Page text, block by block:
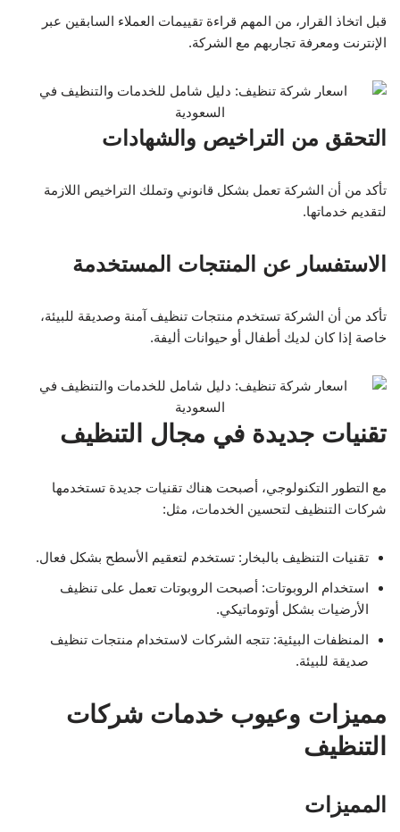
قبل اتخاذ القرار، من المهم قراءة تقييمات العملاء السابقين عبر
الإنترنت ومعرفة تجاربهم مع الشركة.
التحقق من التراخيص والشهادات
تأكد من أن الشركة تعمل بشكل قانوني وتملك التراخيص اللازمة
لتقديم خدماتها.
الاستفسار عن المنتجات المستخدمة
تأكد من أن الشركة تستخدم منتجات تنظيف آمنة وصديقة للبيئة،
خاصة إذا كان لديك أطفال أو حيوانات أليفة.
تقنيات جديدة في مجال التنظيف
مع التطور التكنولوجي، أصبحت هناك تقنيات جديدة تستخدمها
شركات التنظيف لتحسين الخدمات، مثل:
تقنيات التنظيف بالبخار: تستخدم لتعقيم الأسطح بشكل فعال.
استخدام الروبوتات: أصبحت الروبوتات تعمل على تنظيف
الأرضيات بشكل أوتوماتيكي.
المنظفات البيئية: تتجه الشركات لاستخدام منتجات تنظيف
صديقة للبيئة.
مميزات وعيوب خدمات شركات
التنظيف
المميزات